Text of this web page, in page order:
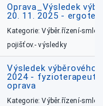
Oprava_Výsledek
20. 11. 2025 -
Kategorie: Výběr.řízení-
pojišťov.- výsledky
Výsledek výběrového
2024 - fyzioterapeut,
oprava
Kategorie: Výběr.řízení-